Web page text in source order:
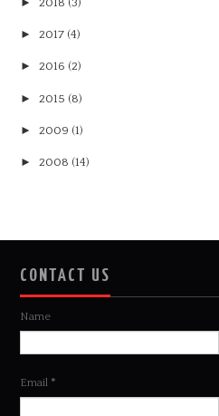
►2017 (4)
►2016 (2)
►2015 (8)
►2009 (1)
►2008 (14)
CONTACT US
Name
Email *